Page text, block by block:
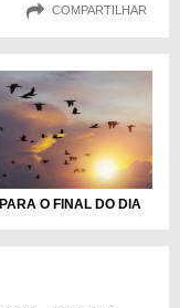
COMPARTILHAR
O FINAL DO DIA